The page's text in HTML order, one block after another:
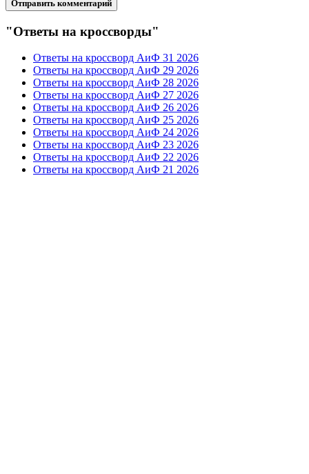
"Ответы на кроссворды"
Ответы на кроссворд АиФ 31 2026
Ответы на кроссворд АиФ 29 2026
Ответы на кроссворд АиФ 28 2026
Ответы на кроссворд АиФ 27 2026
Ответы на кроссворд АиФ 26 2026
Ответы на кроссворд АиФ 25 2026
Ответы на кроссворд АиФ 24 2026
Ответы на кроссворд АиФ 23 2026
Ответы на кроссворд АиФ 22 2026
Ответы на кроссворд АиФ 21 2026